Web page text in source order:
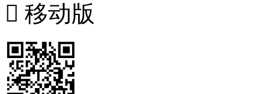
 移动版